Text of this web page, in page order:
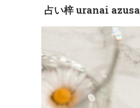
占い梓 uranai azusa